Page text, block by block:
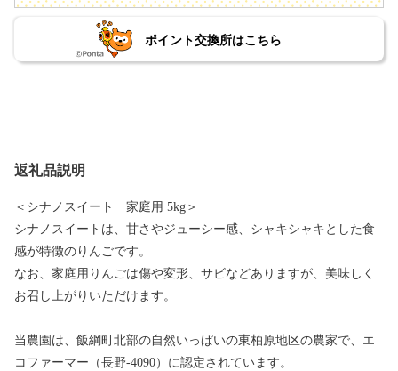
ポイント交換所はこちら
返礼品説明
＜シナノスイート 家庭用 5kg＞
シナノスイートは、甘さやジューシー感、シャキシャキとした食
感が特徴のりんごです。
なお、家庭用りんごは傷や変形、サビなどありますが、美味しく
お召し上がりいただけます。
当農園は、飯綱町北部の自然いっぱいの東柏原地区の農家で、エ
コファーマー（長野-4090）に認定されています。